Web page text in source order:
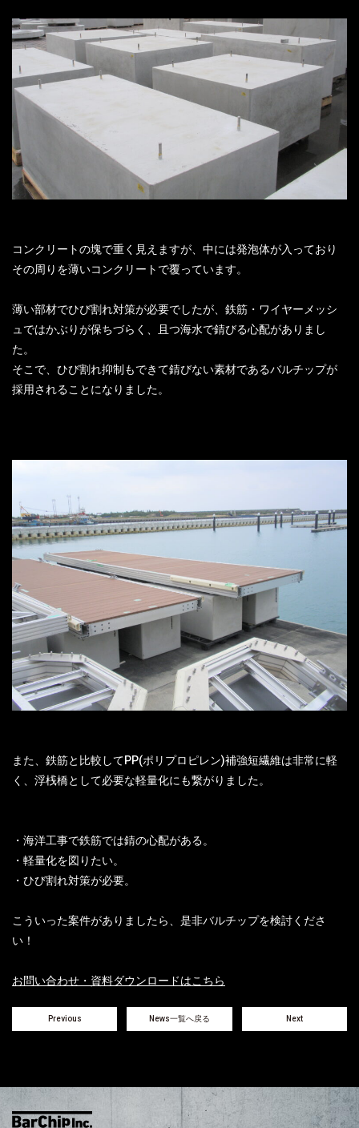
コンクリートの塊で重く見えますが、中には発泡体が入っており
その周りを薄いコンクリートで覆っています。
薄い部材でひび割れ対策が必要でしたが、鉄筋・ワイヤーメッシ
ュではかぶりが保ちづらく、且つ海水で錆びる心配がありまし
た。
そこで、ひび割れ抑制もできて錆びない素材であるバルチップが
採用されることになりました。
また、鉄筋と比較してPP(ポリプロピレン)補強短繊維は非常に軽
く、浮桟橋として必要な軽量化にも繋がりました。
・海洋工事で鉄筋では錆の心配がある。
・軽量化を図りたい。
・ひび割れ対策が必要。
こういった案件がありましたら、是非バルチップを検討くださ
い！
お問い合わせ・資料ダウンロードはこちら
Previous News一覧へ戻る Next